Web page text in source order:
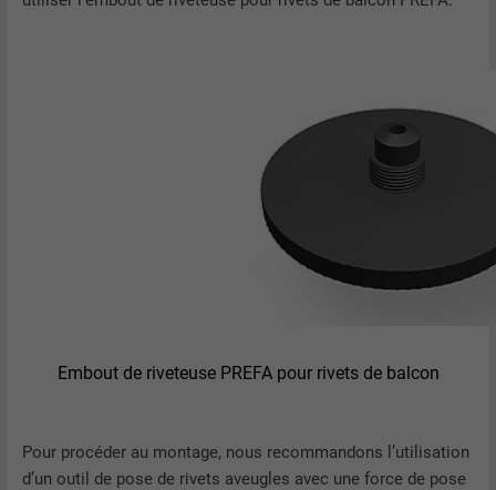
Embout de riveteuse PREFA pour rivets de balcon
Pour procéder au montage, nous recommandons l’utilisation
d’un outil de pose de rivets aveugles avec une force de pose